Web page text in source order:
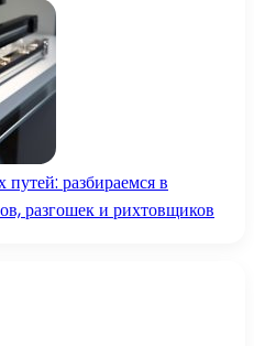
разбираемся в
разгошек и рихтовщиков